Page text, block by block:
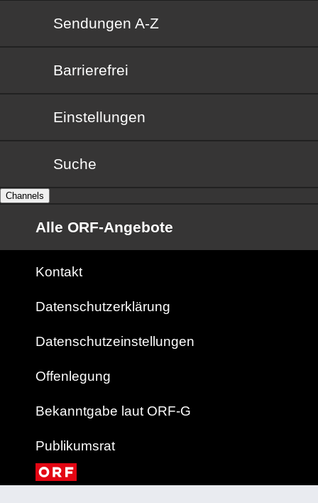
Sendungen von A bis Z
Sendungen A-Z
Barrierefrei
Barrierefrei
Einstellungen
Suche
Channels
Alle ORF-Angebote
Kontakt
Datenschutzerklärung
Datenschutzeinstellungen
Offenlegung
Bekanntgabe laut ORF-G
Publikumsrat